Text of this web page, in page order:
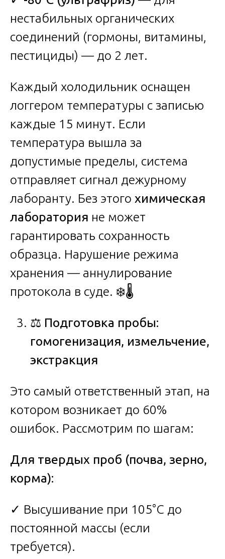
нестабильных органических
соединений (гормоны, витамины,
пестициды) — до 2 лет.
Каждый холодильник оснащен
логгером температуры с записью
каждые 15 минут. Если
температура вышла за
допустимые пределы, система
отправляет сигнал дежурному
лаборанту. Без этого химическая
лаборатория не может
гарантировать сохранность
образца. Нарушение режима
хранения — аннулирование
протокола в суде. ❄️🌡️
⚖️ Подготовка пробы:
гомогенизация, измельчение,
экстракция
Это самый ответственный этап, на
котором возникает до 60%
ошибок. Рассмотрим по шагам:
Для твердых проб (почва, зерно,
корма):
✓ Высушивание при 105°C до
постоянной массы (если
требуется).